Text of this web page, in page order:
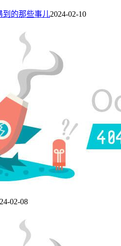
到的那些事儿2024-02-10
02-08